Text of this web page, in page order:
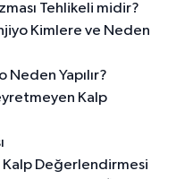
Tehlikeli midir?
Kimlere ve Neden
Neden Yapılır?
Kalp
Değerlendirmesi